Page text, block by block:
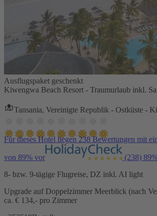
Ausflugspaket geschenkt
Kiwengwa Beach Resort - Traumurlaub inkl.
Tansania, Vereinigte Republik - Ostküste -
Für dieses Hotel liegen 238 Bewertungen mit
von 89% vor (238)
8- bzw. 9-tägige Flugreise, DZ inkl. AI light
Upgrade auf Doppelzimmer Meerblick (nach
ca. € 134,- pro Zimmer